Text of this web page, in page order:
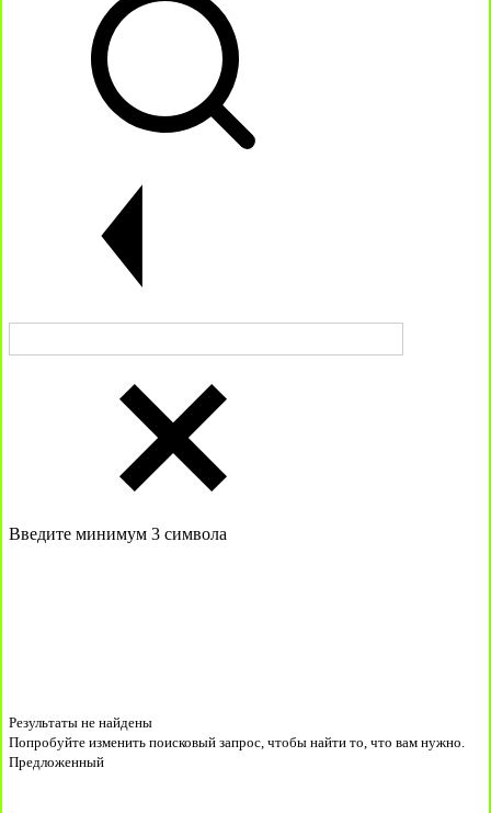
Введите минимум 3 символа
Результаты не найдены
Попробуйте изменить поисковый запрос, чтобы найти то, что вам нужно.
Предложенный